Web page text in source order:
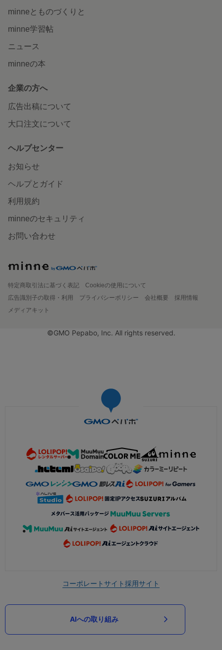
minneとものづくりと
minne学習帖
ニュース
minneの本
企業の方へ
広告出稿について
大口注文について
ヘルプセンター
お知らせ
ヘルプとガイド
利用規約
minneのセキュリティ
お問い合わせ
特定商取引法に基づく表記
Cookieの使用について
広告識別子の取得・利用
プライバシーポリシー 会社概要
採用情報
メディアキット
©GMO Pepabo, Inc. All rights reserved.
コーポレートサイト採用サイト
AIへの取り組み